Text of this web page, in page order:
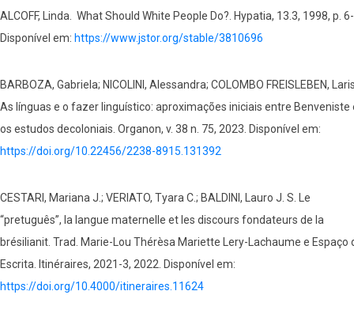
ALCOFF, Linda. What Should White People Do?. Hypatia, 13.3, 1998, p.
Disponível em: https://www.jstor.org/stable/3810696
BARBOZA, Gabriela; NICOLINI, Alessandra; COLOMBO FREISLEBEN,
As línguas e o fazer linguístico: aproximações iniciais entre Benveniste
os estudos decoloniais. Organon, v. 38 n. 75, 2023. Disponível em:
https://doi.org/10.22456/2238-8915.131392
CESTARI, Mariana J.; VERIATO, Tyara C.; BALDINI, Lauro J. S. Le
“pretuguês”, la langue maternelle et les discours fondateurs de la
brésilianit. Trad. Marie-Lou Thérèsa Mariette Lery-Lachaume e Espaço
Escrita. Itinéraires, 2021-3, 2022. Disponível em:
https://doi.org/10.4000/itineraires.11624